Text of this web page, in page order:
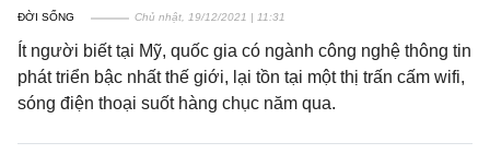
ĐỜI SỐNG Chủ nhật, 19/12/2021 | 11:31
Ít người biết tại Mỹ, quốc gia có ngành công nghệ thông tin
phát triển bậc nhất thế giới, lại tồn tại một thị trấn cấm wifi,
sóng điện thoại suốt hàng chục năm qua.